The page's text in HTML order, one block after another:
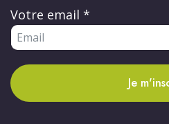
Votre email *
Je